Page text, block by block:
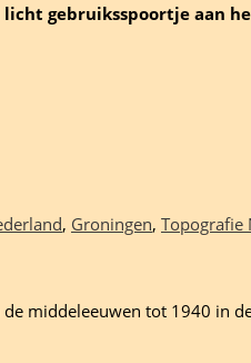
gebruiksspoortje aan
, Groningen, Topografie
middeleeuwen tot 1940 in